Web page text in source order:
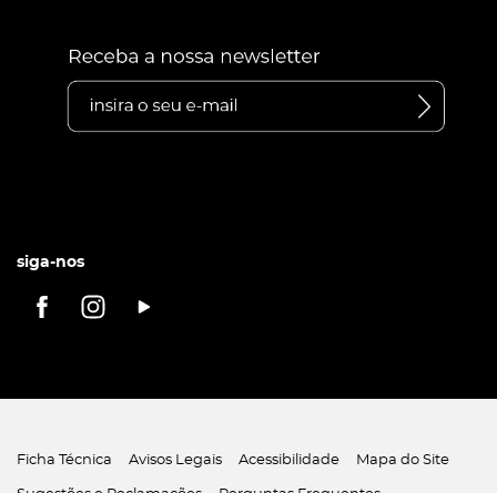
siga-nos
Ficha Técnica Avisos Legais Acessibilidade Mapa do Site